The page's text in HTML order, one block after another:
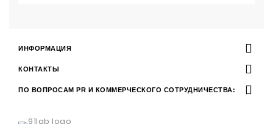
ИНФОРМАЦИЯ
КОНТАКТЫ
ПО ВОПРОСАМ PR И КОММЕРЧЕСКОГО СОТРУДНИЧЕСТВА: